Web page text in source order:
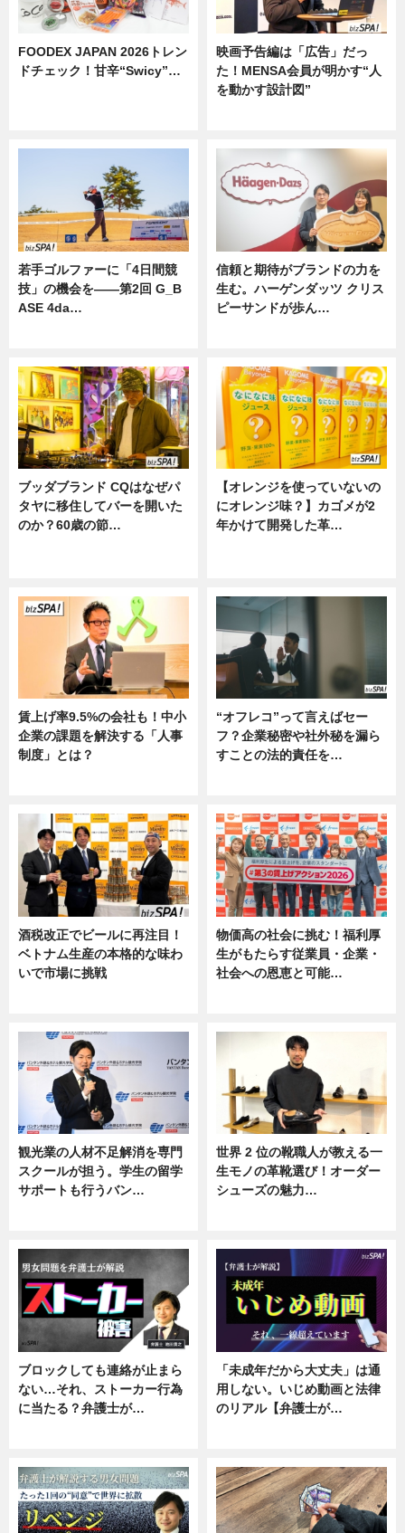
FOODEX JAPAN 2026トレン
ドチェック！甘辛“Swicy”…
映画予告編は「広告」だっ
た！MENSA会員が明かす“人
を動かす設計図”
若手ゴルファーに「4日間競
技」の機会を——第2回 G_B
ASE 4da…
信頼と期待がブランドの力を
生む。ハーゲンダッツ クリス
ピーサンドが歩ん…
ブッダブランド CQはなぜパ
タヤに移住してバーを開いた
のか？60歳の節…
【オレンジを使っていないの
にオレンジ味？】カゴメが2
年かけて開発した革…
賃上げ率9.5%の会社も！中小
企業の課題を解決する「人事
制度」とは？
“オフレコ”って言えばセー
フ？企業秘密や社外秘を漏ら
すことの法的責任を…
酒税改正でビールに再注目！
ベトナム生産の本格的な味わ
いで市場に挑戦
物価高の社会に挑む！福利厚
生がもたらす従業員・企業・
社会への恩恵と可能…
観光業の人材不足解消を専門
スクールが担う。学生の留学
サポートも行うバン…
世界 2 位の靴職人が教える一
生モノの革靴選び！オーダー
シューズの魅力…
ブロックしても連絡が止まら
ない…それ、ストーカー行為
に当たる？弁護士が…
「未成年だから大丈夫」は通
用しない。いじめ動画と法律
のリアル【弁護士が…